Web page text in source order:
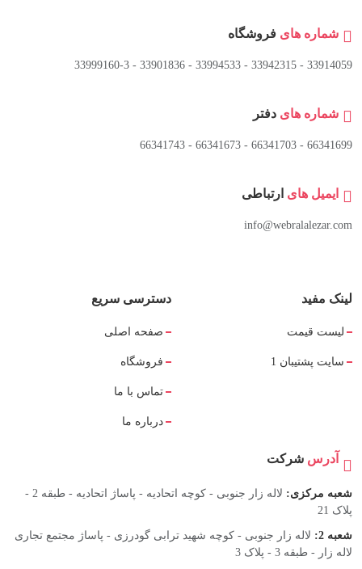
شماره های فروشگاه
33914059 - 33942315 - 33994533 - 33901836 - 33999160-3 ​
شماره های دفتر
66341699 - 66341703 - 66341673 - 66341743
ایمیل های ارتباطی
info@webralalezar.com
لینک مفید
لیست قیمت
سایت پشتیبان 1
دسترسی سریع
صفحه اصلی
فروشگاه
تماس با ما
درباره ما
آدرس شرکت
شعبه مرکزی:
لاله زار جنوبی - کوچه اتحادیه - پاساژ اتحادیه - طبقه 2 -
پلاک 21
شعبه 2:
لاله زار جنوبی - کوچه شهید ترابی گودرزی - پاساژ مجتمع تجاری
لاله زار - طبقه 3 - پلاک 3